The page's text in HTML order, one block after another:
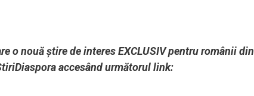
o nouă știre de interes EXCLUSIV pentru românii din
accesând următorul link: